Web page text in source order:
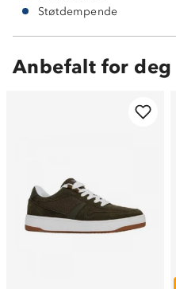
Støtdempende
Anbefalt for deg